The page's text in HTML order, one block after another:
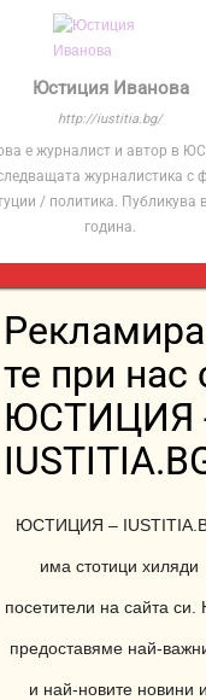
Юстиция Иванова
http://iustitia.bg/
е журналист и автор в
журналистика с
/ политика.
година.
Почитаме воинът, който
няма да бъде
с *
те при нас
ЮСТИЦИЯ
ЮСТИЦИЯ –
има стотици хиляди
посетители на сайта си.
предоставяме най-
и най-новите новини и